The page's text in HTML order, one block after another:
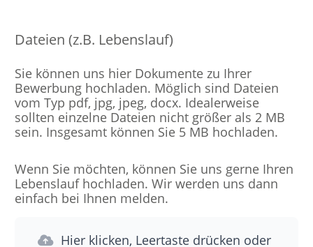
Dateien (z.B. Lebenslauf)
Sie können uns hier Dokumente zu Ihrer
Bewerbung hochladen. Möglich sind Dateien
vom Typ pdf, jpg, jpeg, docx. Idealerweise
sollten einzelne Dateien nicht größer als 2 MB
sein. Insgesamt können Sie 5 MB hochladen.
Wenn Sie möchten, können Sie uns gerne Ihren
Lebenslauf hochladen. Wir werden uns dann
einfach bei Ihnen melden.
Hier klicken, Leertaste drücken oder